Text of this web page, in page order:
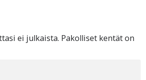
ei julkaista. Pakolliset kentät on